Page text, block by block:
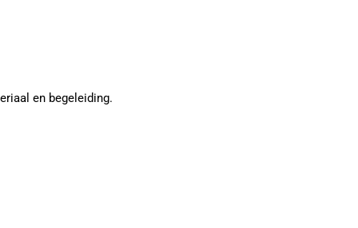
en begeleiding.